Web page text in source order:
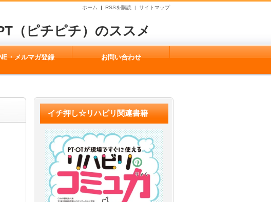
サイトマップ
RSSを購読 |
ホーム |
（ピチピチ）のススメ
・メルマガ登録 お問い合わせ
イチ押し☆リハビリ関連書籍